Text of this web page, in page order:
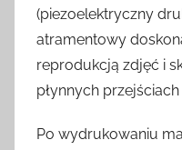
(piezoelektryczny
atramentowy
reprodukcją zdjęć i
płynnych
Po wydrukowaniu